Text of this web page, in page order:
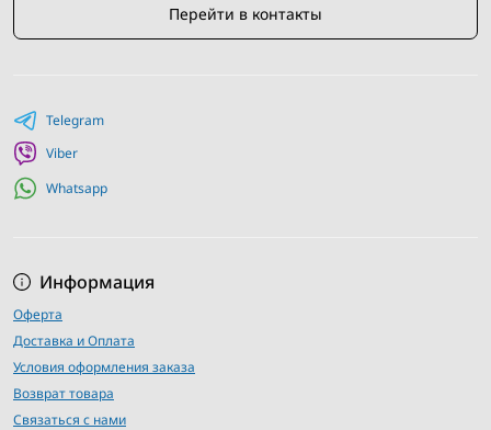
Перейти в контакты
Информация
Оферта
Доставка и Оплата
Условия оформления заказа
Возврат товара
Связаться с нами
Telegram
Viber
Whatsapp